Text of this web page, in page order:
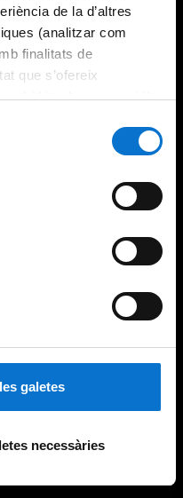
de la d’altres
(analitzar com
finalitats de
que s’ofereix
hàbits de navegació).
lloc web de la
galetes
necessàries